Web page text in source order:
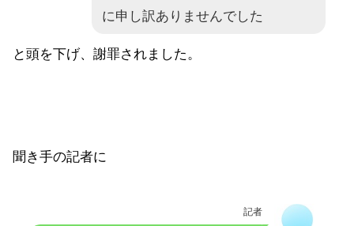
に申し訳ありませんでした
と頭を下げ、謝罪されました。
聞き手の記者に
記者